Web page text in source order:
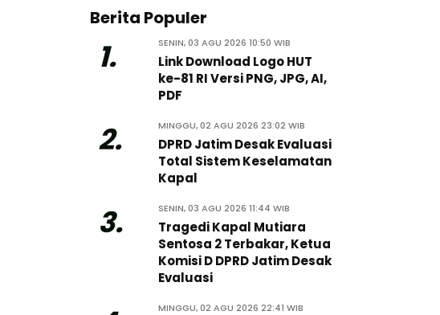
Berita Populer
1. SENIN, 03 AGU 2026 10:50 WIB
Link Download Logo HUT
ke-81 RI Versi PNG, JPG, AI,
PDF
2. MINGGU, 02 AGU 2026 23:02 WIB
DPRD Jatim Desak Evaluasi
Total Sistem Keselamatan
Kapal
3. SENIN, 03 AGU 2026 11:44 WIB
Tragedi Kapal Mutiara
Sentosa 2 Terbakar, Ketua
Komisi D DPRD Jatim Desak
Evaluasi
MINGGU, 02 AGU 2026 22:41 WIB